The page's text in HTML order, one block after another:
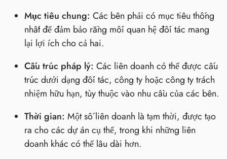
Mục tiêu chung: Các bên phải có mục tiêu thống
nhất để đảm bảo rằng mối quan hệ đối tác mang
lại lợi ích cho cả hai.
Cấu trúc pháp lý: Các liên doanh có thể được cấu
trúc dưới dạng đối tác, công ty hoặc công ty trách
nhiệm hữu hạn, tùy thuộc vào nhu cầu của các bên.
Thời gian: Một số liên doanh là tạm thời, được tạo
ra cho các dự án cụ thể, trong khi những liên
doanh khác có thể lâu dài hơn.